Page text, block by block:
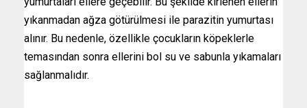
yıkanmadan ağza götürülmesi ile parazitin yumurtası
alınır. Bu nedenle, özellikle çocukların köpeklerle
temasından sonra ellerini bol su ve sabunla yıkamaları
sağlanmalıdır.